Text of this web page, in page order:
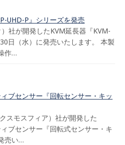
UHD-P』シリーズを発売
社が開発したKVM延長器『KVM-
日（水）に発売いたします。 本製
作…
ブセンサー『回転センサー・キッ
スモスフィア）社が開発した
ブセンサー『回転式センサー・キ
売い…